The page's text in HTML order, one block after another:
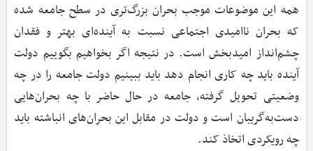
همه این موضوعات موجب بحران بزرگ‌تری در سطح جامعه شده
که بحران ناامیدی اجتماعی نسبت به آینده‌ای بهتر و فقدان
چشم‌انداز امیدبخش است. در نتیجه اگر بخواهیم بگوییم دولت
آینده باید چه کاری انجام دهد باید ببینیم دولت جامعه را در چه
وضعیتی تحویل گرفته، جامعه در حال حاضر با چه بحران‌هایی
دست‌به‌گریبان است و دولت در مقابل این بحران‌های انباشته باید
چه رویکردی اتخاذ کند.